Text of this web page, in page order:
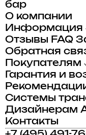
бар
О компании
Информация
Отзывы FAQ
Обратная
Покупателям
Гарантия и
Системы
Дизайнерам
Контакты